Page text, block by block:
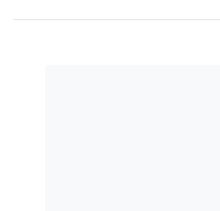
elementos tóxicos quando